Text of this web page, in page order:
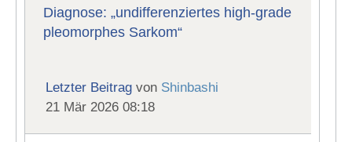
Diagnose: „undifferenziertes high-grade
pleomorphes Sarkom“
Letzter Beitrag von Shinbashi
21 Mär 2026 08:18